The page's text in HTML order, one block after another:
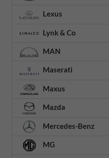
Lexus
Lynk & Co
MAN
Maserati
Maxus
Mazda
Mercedes-Benz
MG